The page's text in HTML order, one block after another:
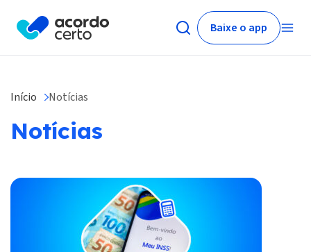
Baixe o app
Início Notícias
Notícias